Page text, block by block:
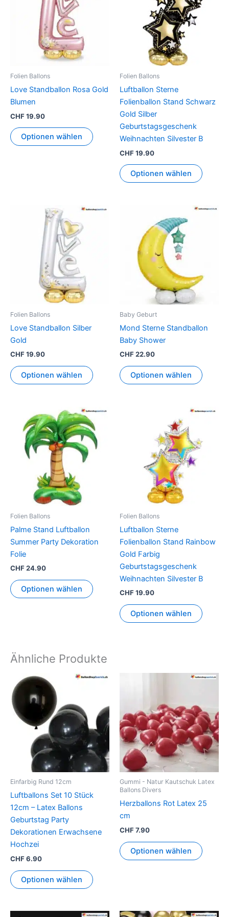
Folien Ballons
Love Standballon Rosa Gold
Blumen
CHF19.90
Optionen wählen
Folien Ballons
Luftballon Sterne
Folienballon Stand Schwarz
Gold Silber
Geburtstagsgeschenk
Weihnachten Silvester B
CHF19.90
Optionen wählen
Folien Ballons
Love Standballon Silber
Gold
CHF19.90
Optionen wählen
Baby Geburt
Mond Sterne Standballon
Baby Shower
CHF22.90
Optionen wählen
Folien Ballons
Palme Stand Luftballon
Summer Party Dekoration
Folie
CHF24.90
Optionen wählen
Folien Ballons
Luftballon Sterne
Folienballon Stand Rainbow
Gold Farbig
Geburtstagsgeschenk
Weihnachten Silvester B
CHF19.90
Optionen wählen
Ähnliche Produkte
Einfarbig Rund 12cm
Luftballons Set 10 Stück
12cm – Latex Ballons
Geburtstag Party
Dekorationen Erwachsene
Hochzei
CHF6.90
Optionen wählen
Gummi - Natur Kautschuk Latex
Ballons Divers
Herzballons Rot Latex 25
cm
CHF7.90
Optionen wählen
Preisspanne: